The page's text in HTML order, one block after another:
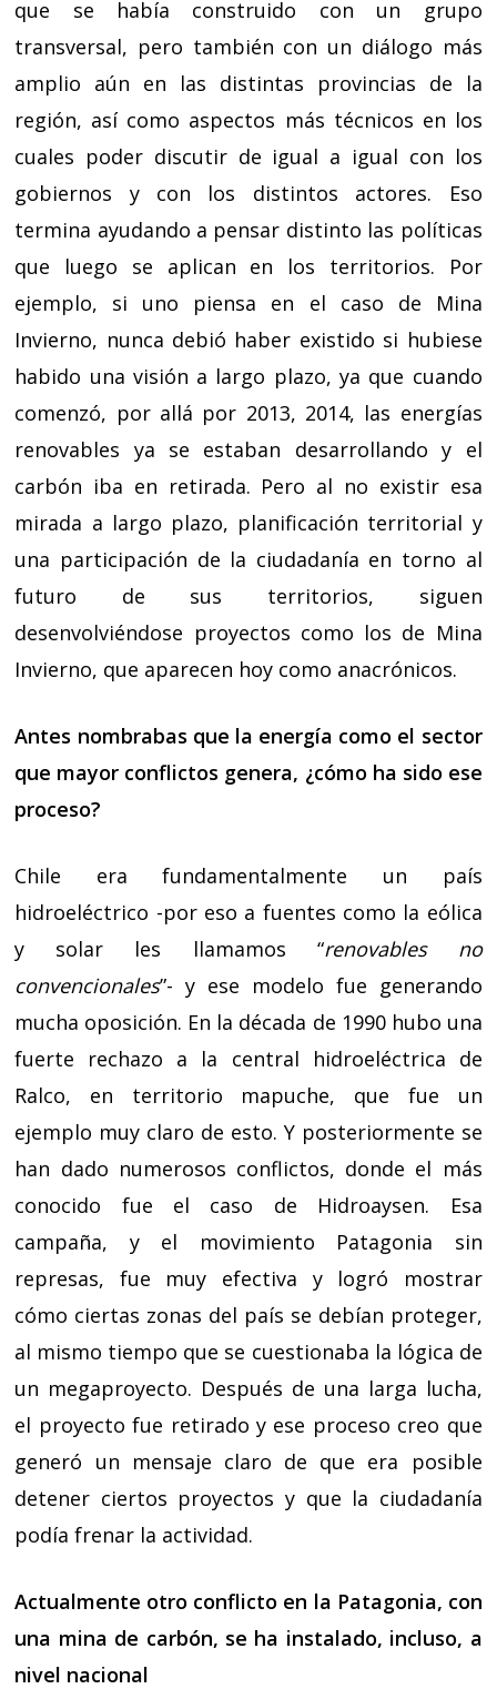
que se había construido con un grupo
transversal, pero también con un diálogo más
amplio aún en las distintas provincias de la
región, así como aspectos más técnicos en los
cuales poder discutir de igual a igual con los
gobiernos y con los distintos actores. Eso
termina ayudando a pensar distinto las políticas
que luego se aplican en los territorios. Por
ejemplo, si uno piensa en el caso de Mina
Invierno, nunca debió haber existido si hubiese
habido una visión a largo plazo, ya que cuando
comenzó, por allá por 2013, 2014, las energías
renovables ya se estaban desarrollando y el
carbón iba en retirada. Pero al no existir esa
mirada a largo plazo, planificación territorial y
una participación de la ciudadanía en torno al
futuro de sus territorios, siguen
desenvolviéndose proyectos como los de Mina
Invierno, que aparecen hoy como anacrónicos.
Antes nombrabas que la energía como el sector
que mayor conflictos genera, ¿cómo ha sido ese
proceso?
Chile era fundamentalmente un país
hidroeléctrico -por eso a fuentes como la eólica
y solar les llamamos “renovables no
convencionales”- y ese modelo fue generando
mucha oposición. En la década de 1990 hubo una
fuerte rechazo a la central hidroeléctrica de
Ralco, en territorio mapuche, que fue un
ejemplo muy claro de esto. Y posteriormente se
han dado numerosos conflictos, donde el más
conocido fue el caso de Hidroaysen. Esa
campaña, y el movimiento Patagonia sin
represas, fue muy efectiva y logró mostrar
cómo ciertas zonas del país se debían proteger,
al mismo tiempo que se cuestionaba la lógica de
un megaproyecto. Después de una larga lucha,
el proyecto fue retirado y ese proceso creo que
generó un mensaje claro de que era posible
detener ciertos proyectos y que la ciudadanía
podía frenar la actividad.
Actualmente otro conflicto en la Patagonia, con
una mina de carbón, se ha instalado, incluso, a
nivel nacional